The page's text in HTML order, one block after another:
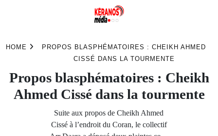
HOME
PROPOS BLASPHÉMATOIRES : CHEIKH AHMED
CISSÉ DANS LA TOURMENTE
Propos blasphématoires : Cheikh
Ahmed Cissé dans la tourmente
Suite aux propos de Cheikh Ahmed
Cissé à l’endroit du Coran, le collectif